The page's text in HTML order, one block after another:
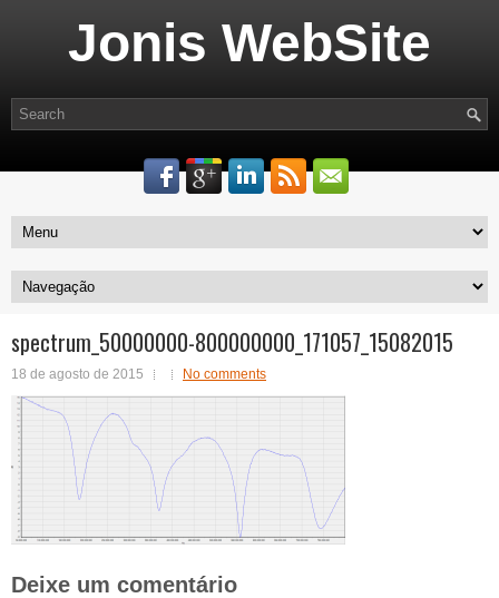
Jonis WebSite
spectrum_50000000-800000000_171057_15082015
18 de agosto de 2015 No comments
Deixe um comentário